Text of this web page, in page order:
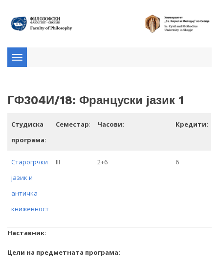
Toggle
navigation
ГФ304И/18: Француски јазик 1
Студиска
програма:
Семестар: Часови: Кредити:
Старогрчки
јазик и
античка
книжевност
III 2+6 6
Наставник:
Цели на предметната програма: